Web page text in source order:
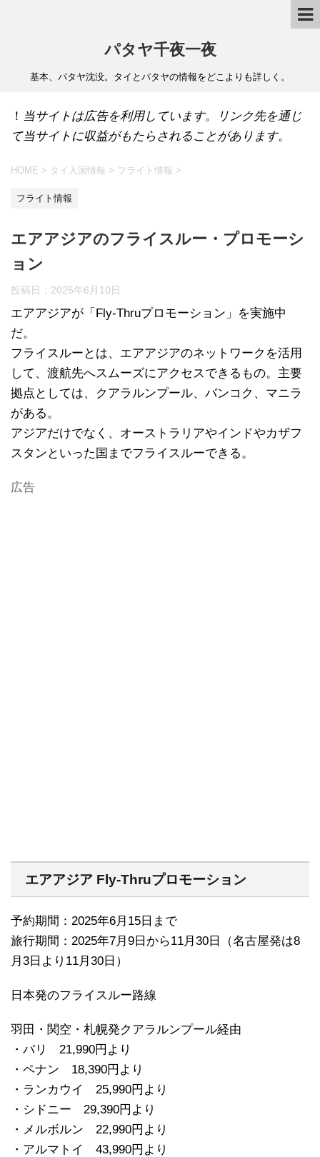
パタヤ千夜一夜
基本、パタヤ沈没。タイとパタヤの情報をどこよりも詳しく。
！ 当サイトは広告を利用しています。リンク先を通じ
て当サイトに収益がもたらされることがあります。
HOME > タイ入国情報 > フライト情報 >
フライト情報
エアアジアのフライスルー・プロモーシ
ョン
投稿日： 2025年6月10日
エアアジアが「Fly-Thruプロモーション」を実施中
だ。
フライスルーとは、エアアジアのネットワークを活用
して、渡航先へスムーズにアクセスできるもの。主要
拠点としては、クアラルンプール、バンコク、マニラ
がある。
アジアだけでなく、オーストラリアやインドやカザフ
スタンといった国までフライスルーできる。
広告
エアアジア Fly-Thruプロモーション
予約期間：2025年6月15日まで
旅行期間：2025年7月9日から11月30日（名古屋発は8
月3日より11月30日）
日本発のフライスルー路線
羽田・関空・札幌発クアラルンプール経由
・バリ 21,990円より
・ペナン 18,390円より
・ランカウイ 25,990円より
・シドニー 29,390円より
・メルボルン 22,990円より
・アルマトイ 43,990円より